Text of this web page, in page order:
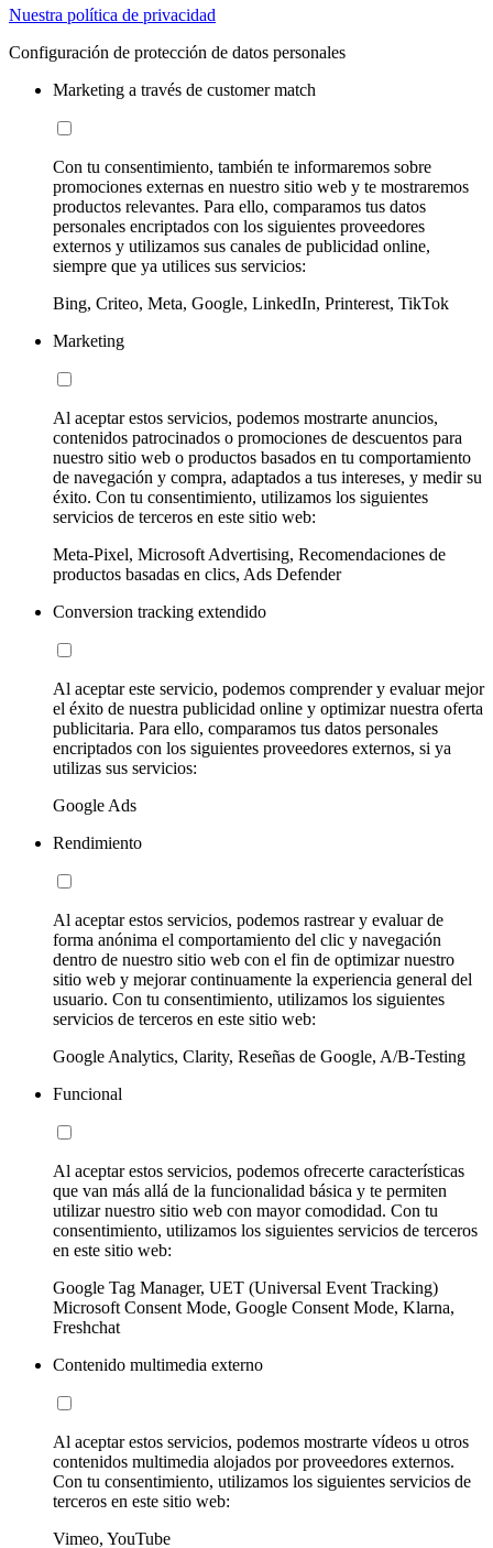
Nuestra política de privacidad
Configuración de protección de datos personales
Marketing a través de customer match
Con tu consentimiento, también te informaremos sobre
promociones externas en nuestro sitio web y te mostraremos
productos relevantes. Para ello, comparamos tus datos
personales encriptados con los siguientes proveedores
externos y utilizamos sus canales de publicidad online,
siempre que ya utilices sus servicios:
Bing, Criteo, Meta, Google, LinkedIn, Printerest, TikTok
Marketing
Al aceptar estos servicios, podemos mostrarte anuncios,
contenidos patrocinados o promociones de descuentos para
nuestro sitio web o productos basados en tu comportamiento
de navegación y compra, adaptados a tus intereses, y medir su
éxito. Con tu consentimiento, utilizamos los siguientes
servicios de terceros en este sitio web:
Meta-Pixel, Microsoft Advertising, Recomendaciones de
productos basadas en clics, Ads Defender
Conversion tracking extendido
Al aceptar este servicio, podemos comprender y evaluar mejor
el éxito de nuestra publicidad online y optimizar nuestra oferta
publicitaria. Para ello, comparamos tus datos personales
encriptados con los siguientes proveedores externos, si ya
utilizas sus servicios:
Google Ads
Rendimiento
Al aceptar estos servicios, podemos rastrear y evaluar de
forma anónima el comportamiento del clic y navegación
dentro de nuestro sitio web con el fin de optimizar nuestro
sitio web y mejorar continuamente la experiencia general del
usuario. Con tu consentimiento, utilizamos los siguientes
servicios de terceros en este sitio web:
Google Analytics, Clarity, Reseñas de Google, A/B-Testing
Funcional
Al aceptar estos servicios, podemos ofrecerte características
que van más allá de la funcionalidad básica y te permiten
utilizar nuestro sitio web con mayor comodidad. Con tu
consentimiento, utilizamos los siguientes servicios de terceros
en este sitio web:
Google Tag Manager, UET (Universal Event Tracking)
Microsoft Consent Mode, Google Consent Mode, Klarna,
Freshchat
Contenido multimedia externo
Al aceptar estos servicios, podemos mostrarte vídeos u otros
contenidos multimedia alojados por proveedores externos.
Con tu consentimiento, utilizamos los siguientes servicios de
terceros en este sitio web:
Vimeo, YouTube